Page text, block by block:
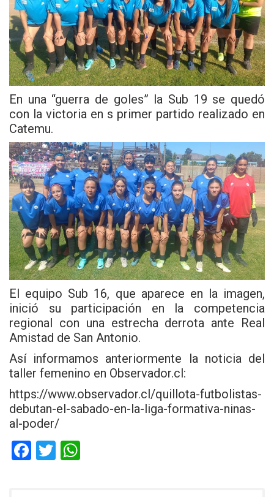
En una “guerra de goles” la Sub 19 se quedó
con la victoria en s primer partido realizado en
Catemu.
El equipo Sub 16, que aparece en la imagen,
inició su participación en la competencia
regional con una estrecha derrota ante Real
Amistad de San Antonio.
Así informamos anteriormente la noticia del
taller femenino en Observador.cl:
https://www.observador.cl/quillota-futbolistas-
debutan-el-sabado-en-la-liga-formativa-ninas-
al-poder/
F
T